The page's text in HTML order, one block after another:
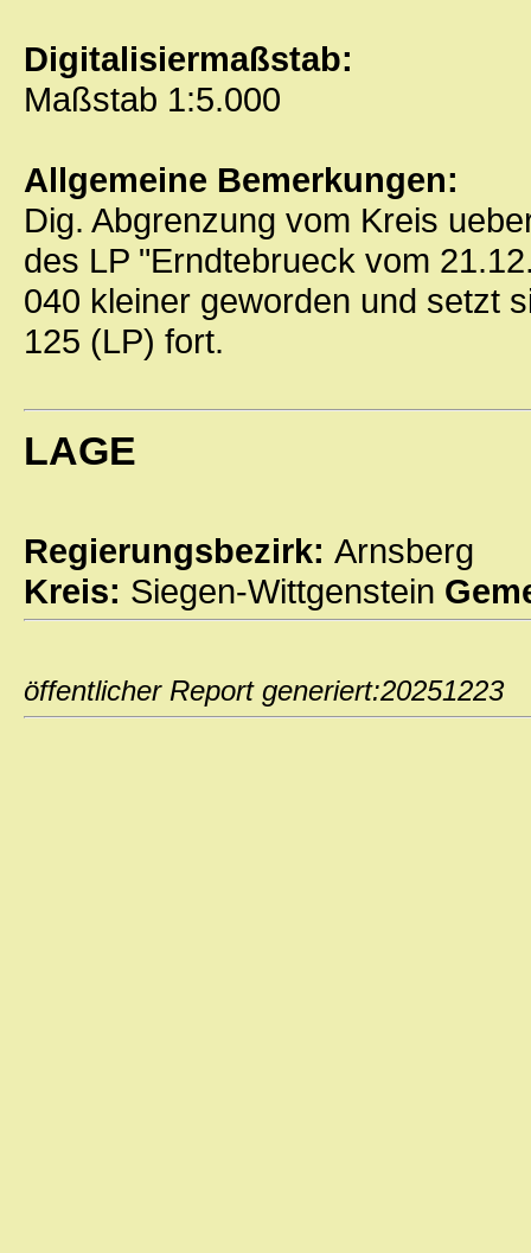
Digitalisiermaßstab:
Maßstab 1:5.000
Allgemeine Bemerkungen:
Dig. Abgrenzung vom Kreis
des LP "Erndtebrueck vom
040 kleiner geworden und setzt
125 (LP) fort.
LAGE
Regierungsbezirk: Arnsberg
Kreis: Siegen-Wittgenstein
öffentlicher Report